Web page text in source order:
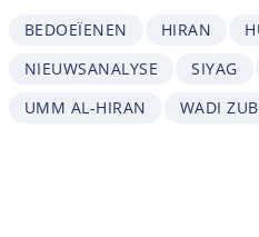
BEDOEÏENEN HIRAN
NIEUWSANALYSE
SIYAG
UMM AL-HIRAN
WADI